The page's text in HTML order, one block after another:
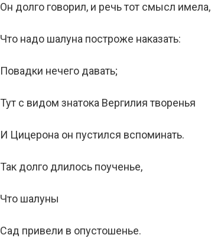
Он долго говорил, и речь тот смысл имела,
Что надо шалуна построже наказать:
Повадки нечего давать;
Тут с видом знатока Вергилия творенья
И Цицерона он пустился вспоминать.
Так долго длилось поученье,
Что шалуны
Сад привели в опустошенье.